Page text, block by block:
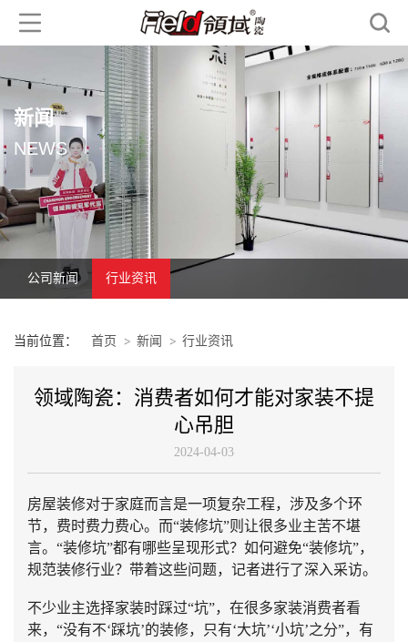
新闻
NEWS
公司新闻 行业资讯
当前位置： 首页 新闻 行业资讯
领域陶瓷：消费者如何才能对家装不提
心吊胆
2024-04-03
房屋装修对于家庭而言是一项复杂工程，涉及多个环
节，费时费力费心。而“装修坑”则让很多业主苦不堪
言。“装修坑”都有哪些呈现形式？如何避免“装修坑”，
规范装修行业？带着这些问题，记者进行了深入采访。
不少业主选择家装时踩过“坑”，在很多家装消费者看
来，“没有不‘踩坑’的装修，只有‘大坑’‘小坑’之分”，有